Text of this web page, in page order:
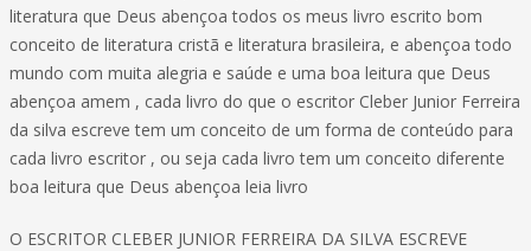
literatura que Deus abençoa todos os meus livro escrito bom
conceito de literatura cristã e literatura brasileira, e abençoa todo
mundo com muita alegria e saúde e uma boa leitura que Deus
abençoa amem , cada livro do que o escritor Cleber Junior Ferreira
da silva escreve tem um conceito de um forma de conteúdo para
cada livro escritor , ou seja cada livro tem um conceito diferente
boa leitura que Deus abençoa leia livro
O ESCRITOR CLEBER JUNIOR FERREIRA DA SILVA ESCREVE